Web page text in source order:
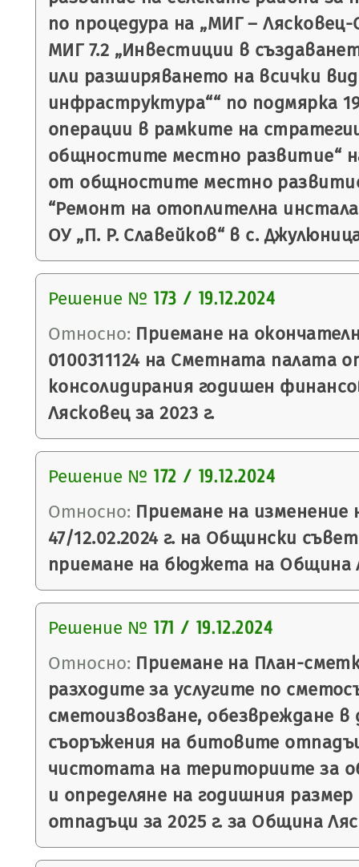
по процедура на „МИГ –
МИГ 7.2 „Инвестиции в
или разширяването на всички
инфраструктура““ по подмярка
операции в рамките на
общностите местно развитие“
от общностите местно
“Ремонт на отоплителна
ОУ „П. Р. Славейков“ в с.
Решение № 173 / 19.12.2024
Относно: Приемане на
0100311124 на Сметната палата
консолидирания годишен
Лясковец за 2023 г.
Решение № 172 / 19.12.2024
Относно: Приемане на
47/12.02.2024 г. на Общински
приемане на бюджета на Община
Решение № 171 / 19.12.2024
Относно: Приемане на План-
разходите за услугите по
сметоизвозване, обезвреждане в
съоръжения на битовите
чистотата на териториите за
и определяне на годишния
отпадъци за 2025 г. за Община